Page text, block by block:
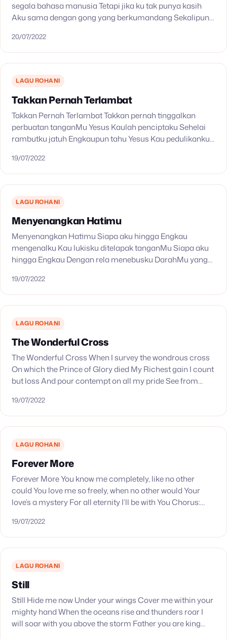
segala bahasa manusia Tetapi jika ku tak punya kasih
Aku sama dengan gong yang berkumandang Sekalipun
jika…
20/07/2022
LAGU ROHANI
Takkan Pernah Terlambat
Takkan Pernah Terlambat Takkan pernah tinggalkan
perbuatan tanganMu Yesus Kaulah penciptaku Sehelai
rambutku jatuh Engkaupun tahu Yesus Kau pedulikanku
pertolonganMu Takkan pernah terlelap Kau menjagaku…
19/07/2022
LAGU ROHANI
Menyenangkan Hatimu
Menyenangkan Hatimu Siapa aku hingga Engkau
mengenalku Kau lukisku ditelapak tanganMu Siapa aku
hingga Engkau Dengan rela menebusku DarahMu yang
tujuan hidupku MenyenangkanMu dalam setiap
hembus…
19/07/2022
LAGU ROHANI
The Wonderful Cross
The Wonderful Cross When I survey the wondrous cross
On which the Prince of Glory died My Richest gain I count
but loss And pour contempt on all my pride See from…
19/07/2022
LAGU ROHANI
Forever More
Forever More You know me completely, like no other
could You love me so freely, when no other would Your
love’s a mystery For all eternity I’ll be with You Chorus:
19/07/2022
LAGU ROHANI
Still
Still Hide me now Under your wings Cover me within your
mighty hand When the oceans rise and thunders roar I
will soar with you above the storm Father you are king…